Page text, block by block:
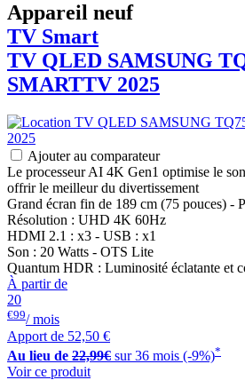
Appareil neuf
TV Smart
TV QLED SAMSUNG
SMARTTV 2025
Ajouter au comparateur
Le processeur AI 4K Gen1 optimise le
offrir le meilleur du divertissement
Grand écran fin de 189 cm (75 pouces) -
Résolution : UHD 4K 60Hz
HDMI 2.1 : x3 - USB : x1
Son : 20 Watts - OTS Lite
Quantum HDR : Luminosité éclatante et
À partir de
20
€99/ mois
Apport de 52,50 €
Au lieu de 22,99€ sur 36 mois (-9%)*
Voir ce produit